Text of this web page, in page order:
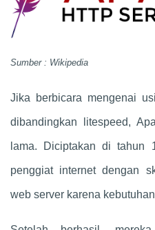
Sumber : Wikipedia
Jika berbicara mengenai
dibandingkan litespeed,
lama. Diciptakan di tahun
penggiat internet dengan
web server karena